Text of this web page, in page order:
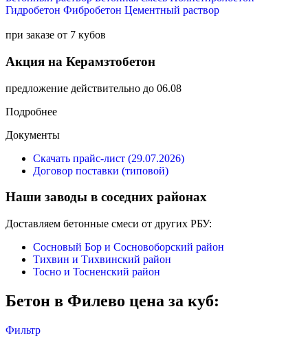
Гидробетон Фибробетон Цементный раствор
при заказе от 7 кубов
Акция на Керамзтобетон
предложение действительно до 06.08
Подробнее
Документы
Скачать прайс-лист (29.07.2026)
Договор поставки (типовой)
Наши заводы в соседних районах
Доставляем бетонные смеси от других РБУ:
Сосновый Бор и Сосновоборский район
Тихвин и Тихвинский район
Тосно и Тосненский район
Бетон в Филево цена за куб:
Фильтр